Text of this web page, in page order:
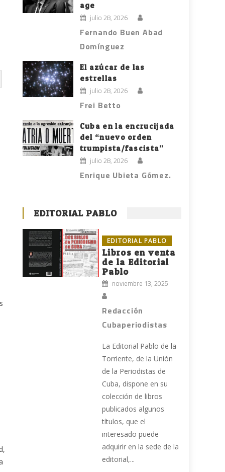
age
julio 28, 2026
Fernando Buen Abad
Domínguez
El azúcar de las
estrellas
julio 28, 2026
Frei Betto
Cuba en la encrucijada
del “nuevo orden
trumpista/fascista”
julio 28, 2026
Enrique Ubieta Gómez.
EDITORIAL PABLO
EDITORIAL PABLO
Libros en venta
de la Editorial
Pablo
noviembre 13, 2025
Redacción
Cubaperiodistas
La Editorial Pablo de la
Torriente, de la Unión
de la Periodistas de
Cuba, dispone en su
colección de libros
publicados algunos
títulos, que el
interesado puede
adquirir en la sede de la
editorial,...